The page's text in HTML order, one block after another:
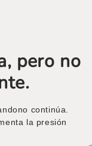
pero no
continúa.
la presión